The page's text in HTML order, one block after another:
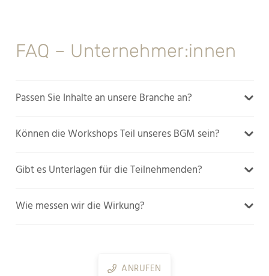
FAQ – Unternehmer:innen
Passen Sie Inhalte an unsere Branche an?
Können die Workshops Teil unseres BGM sein?
Gibt es Unterlagen für die Teilnehmenden?
Wie messen wir die Wirkung?
ANRUFEN